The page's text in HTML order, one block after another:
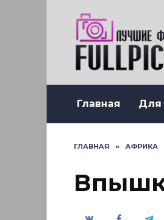
Главная Для
ГЛАВНАЯ » АФРИКА